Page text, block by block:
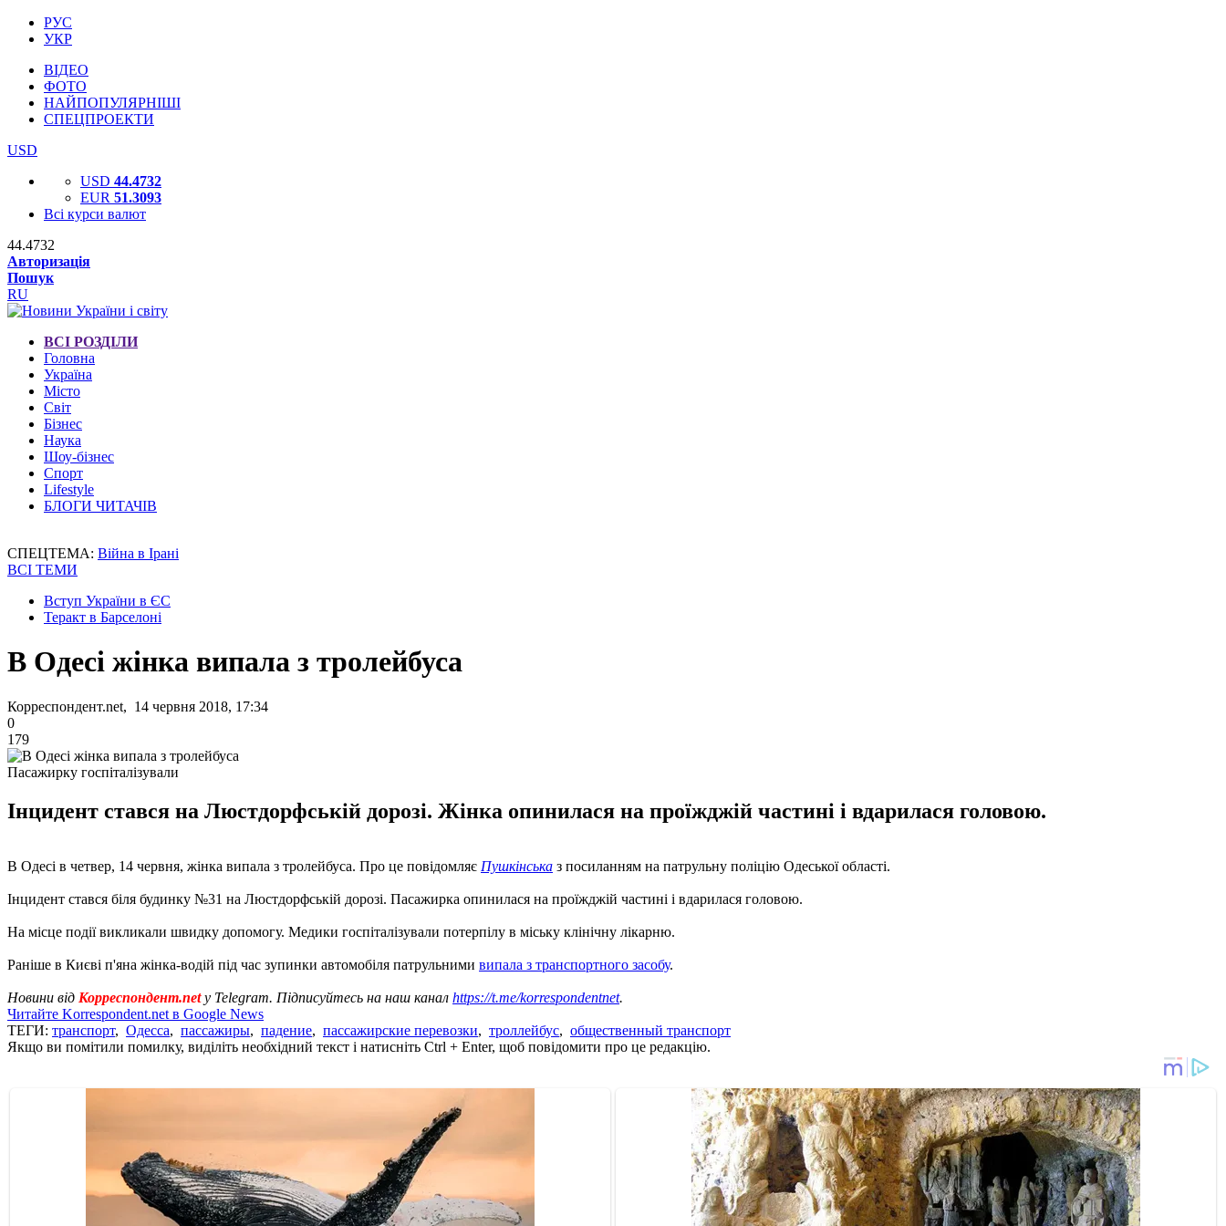
РУС
УКР
ВІДЕО
ФОТО
НАЙПОПУЛЯРНІШІ
СПЕЦПРОЕКТИ
USD
USD 44.4732
EUR 51.3093
Всі курси валют
44.4732
Авторизація
Пошук
RU
ВСІ РОЗДІЛИ
Головна
Україна
Місто
Світ
Бізнес
Наука
Шоу-бізнес
Спорт
Lifestyle
БЛОГИ ЧИТАЧІВ
СПЕЦТЕМА: Війна в Ірані
ВСІ ТЕМИ
Вступ України в ЄС
Теракт в Барселоні
В Одесі жінка випала з тролейбуса
Корреспондент.net, 14 червня 2018, 17:34
0
179
Пасажирку госпіталізували
Інцидент стався на Люстдорфській дорозі. Жінка опинилася на проїжджій частині і вдарилася головою.
В Одесі в четвер, 14 червня, жінка випала з тролейбуса. Про це повідомляє Пушкінська з посиланням на патрульну поліцію Одеської області.
Інцидент стався біля будинку №31 на Люстдорфській дорозі. Пасажирка опинилася на проїжджій частині і вдарилася головою.
На місце події викликали швидку допомогу. Медики госпіталізували потерпілу в міську клінічну лікарню.
Раніше в Києві п'яна жінка-водій під час зупинки автомобіля патрульними випала з транспортного засобу.
Новини від Корреспондент.netу Telegram. Підписуйтесь на наш канал https://t.me/korrespondentnet.
Читайте Korrespondent.net в Google News
ТЕГИ: транспорт, Одесса, пассажиры, падение, пассажирские перевозки, троллейбус, общественный транспорт
Якщо ви помітили помилку, виділіть необхідний текст і натисніть Ctrl + Enter, щоб повідомити про це редакцію.